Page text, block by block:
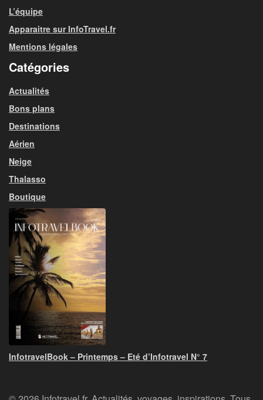
L’équipe
Apparaitre sur InfoTravel.fr
Mentions légales
Catégories
Actualités
Bons plans
Destinations
Aérien
Neige
Thalasso
Boutique
InfotravelBook – Printemps – Eté d’Infotravel N° 7